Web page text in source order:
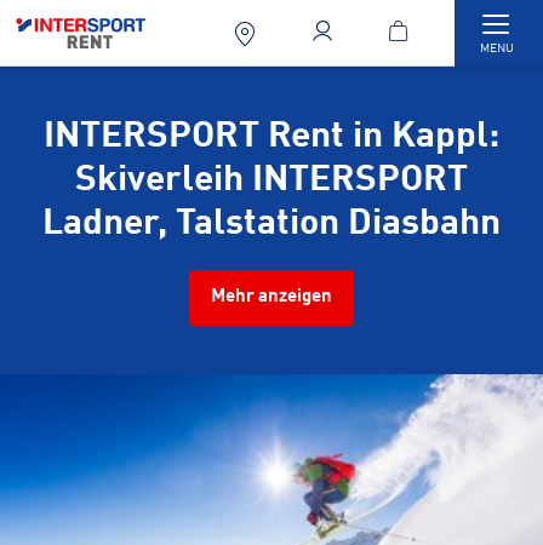
MENU
INTERSPORT Rent in Kappl:
Skiverleih INTERSPORT
Ladner, Talstation Diasbahn
Mehr anzeigen